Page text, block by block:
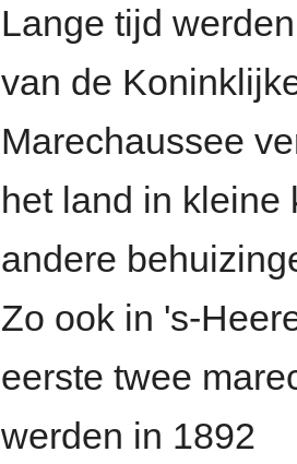
Lange tijd
van de
Marechaussee
het land in kleine
andere
Zo ook in 's-
eerste twee
werden in 1892